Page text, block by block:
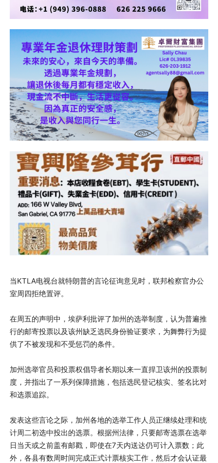
当KTLA电视台就特朗普的言论征询意见时，联邦检察官办公
室周四拒绝置评。
在周五的声明中，埃萨利批评了加州的选举制度，认为普遍推
行的邮寄投票以及该州缺乏选民身份验证要求，为舞弊行为提
供了不被发现和不受惩罚的条件。
加州选举官员和投票权倡导者长期以来一直捍卫该州的投票制
度，并指出了一系列保障措施，包括选民登记核实、签名比对
和选票追踪。
发表这些言论之际，加州各地的选举工作人员正继续处理和统
计周二初选中投出的选票。根据州法律，只要邮寄选票在选举
日当天或之前盖有邮戳，即使在7天内送达仍可计入票数；此
外，各县有数周时间完成正式计票核实工作，然后才会认证最